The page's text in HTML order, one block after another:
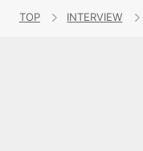
TOP INTERVIEW